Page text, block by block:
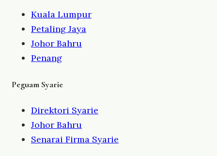
Kuala Lumpur
Petaling Jaya
Johor Bahru
Penang
Peguam Syarie
Direktori Syarie
Johor Bahru
Senarai Firma Syarie